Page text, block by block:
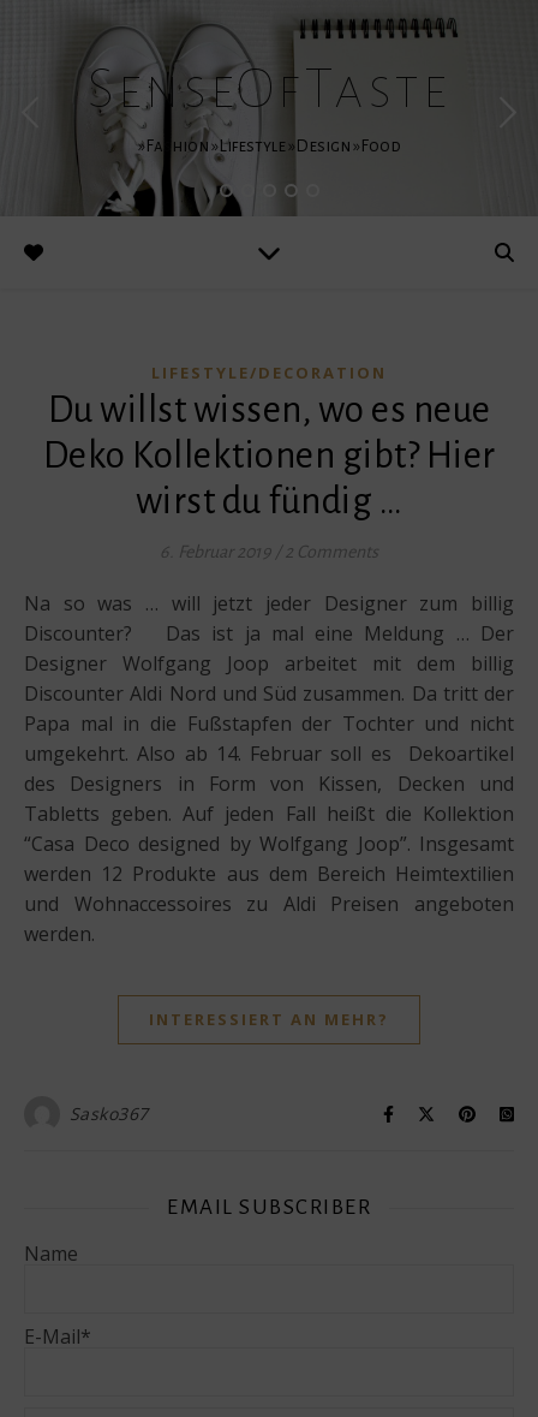
SenseOfTaste
»Fashion »Lifestyle »Design »Food
LIFESTYLE/DECORATION
Du willst wissen, wo es neue
Deko Kollektionen gibt? Hier
wirst du fündig …
6. Februar 2019 / 2 Comments
Na so was … will jetzt jeder Designer zum billig
Discounter? Das ist ja mal eine Meldung … Der
Designer Wolfgang Joop arbeitet mit dem billig
Discounter Aldi Nord und Süd zusammen. Da tritt der
Papa mal in die Fußstapfen der Tochter und nicht
umgekehrt. Also ab 14. Februar soll es Dekoartikel
des Designers in Form von Kissen, Decken und
Tabletts geben. Auf jeden Fall heißt die Kollektion
“Casa Deco designed by Wolfgang Joop”. Insgesamt
werden 12 Produkte aus dem Bereich Heimtextilien
und Wohnaccessoires zu Aldi Preisen angeboten
werden.
INTERESSIERT AN MEHR?
Sasko367
EMAIL SUBSCRIBER
Name
E-Mail*